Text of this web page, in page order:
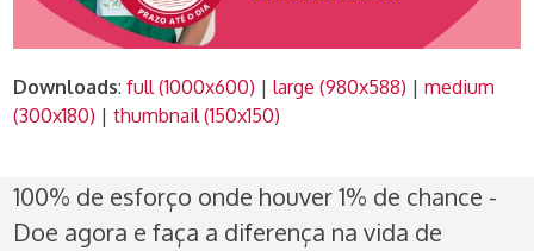
Downloads:full (1000x600) |large (980x588) |medium
(300x180) |thumbnail (150x150)
100% de esforço onde houver 1% de chance -
Doe agora e faça a diferença na vida de